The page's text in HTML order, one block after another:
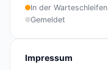
In der Warteschleifen
Gemeldet
Impressum